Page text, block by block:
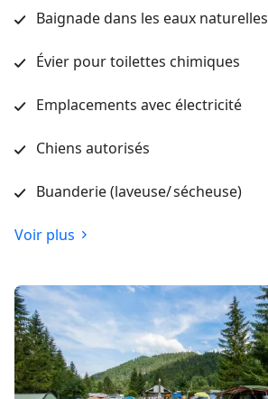
Baignade dans les eaux naturelles
Évier pour toilettes chimiques
Emplacements avec électricité
Chiens autorisés
Buanderie (laveuse/ sécheuse)
Voir plus